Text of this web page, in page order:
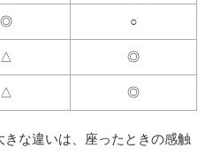
◎ ○
△ ◎
△ ◎
な違いは、座ったときの感触